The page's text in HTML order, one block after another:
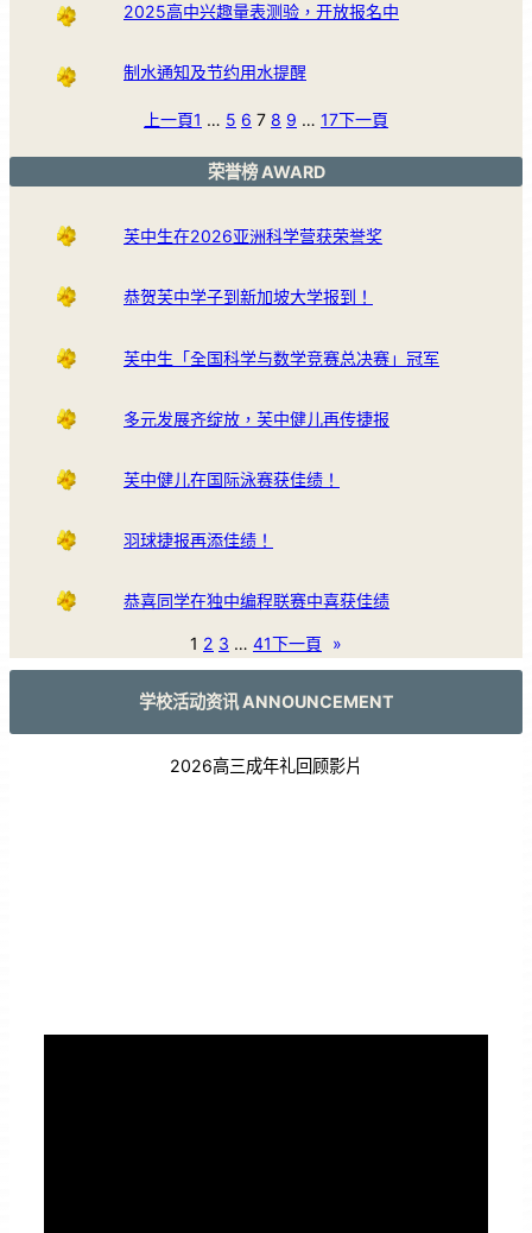
2025高中兴趣量表测验，开放报名中
制水通知及节约用水提醒
上一頁1 … 5 6 7 8 9 … 17下一頁
荣誉榜 AWARD
芙中生在2026亚洲科学营获荣誉奖
恭贺芙中学子到新加坡大学报到！
芙中生「全国科学与数学竞赛总决赛」冠军
多元发展齐绽放，芙中健儿再传捷报
芙中健儿在国际泳赛获佳绩！
羽球捷报再添佳绩！
恭喜同学在独中编程联赛中喜获佳绩
1 2 3 … 41下一頁 »
学校活动资讯 ANNOUNCEMENT
2026高三成年礼回顾影片